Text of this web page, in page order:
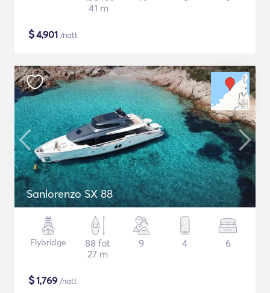
41 m
$4,901 /natt
Sanlorenzo SX 88
Flybridge
88 fot
27 m
9 4 6
$1,769 /natt